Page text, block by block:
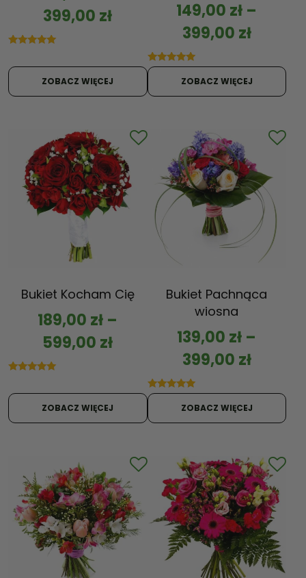
399,00 zł
ZOBACZ WIĘCEJ
149,00 zł –
399,00 zł
Oceniono
ZOBACZ WIĘCEJ
Bukiet Kocham Cię
189,00 zł –
599,00 zł
ZOBACZ WIĘCEJ
Bukiet Pachnąca
wiosna
139,00 zł –
399,00 zł
Oceniono
ZOBACZ WIĘCEJ